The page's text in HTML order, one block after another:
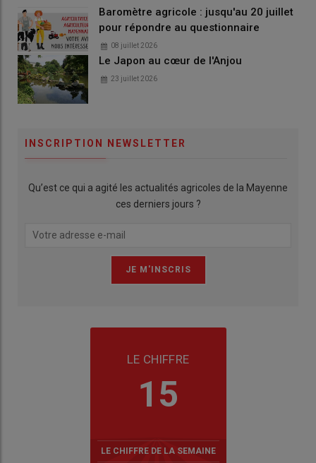
Baromètre agricole : jusqu'au 20 juillet
pour répondre au questionnaire
08 juillet 2026
Le Japon au cœur de l'Anjou
23 juillet 2026
INSCRIPTION NEWSLETTER
Qu’est ce qui a agité les actualités agricoles de la Mayenne
ces derniers jours ?
LE CHIFFRE
15
LE CHIFFRE DE LA SEMAINE